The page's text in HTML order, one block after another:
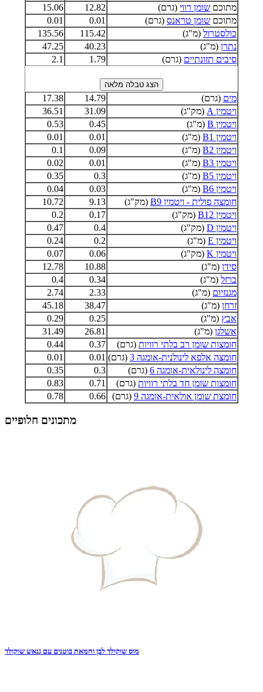
מתוכם שומן רווי (גרם) 12.82
15.06
מתוכם שומן טראנס (גרם) 0.01
0.01
כולסטרול (מ"ג) 115.42
135.56
נתרן (מ"ג) 40.23
47.25
סיבים תזונתיים (גרם) 1.79
2.1
מים (גרם) 14.79
17.38
ויטמין A
(מק"ג) 31.09
36.51
ויטמין B
(מ"ג) 0.45
0.53
ויטמין B1
(מ"ג) 0.01
0.01
ויטמין B2
(מ"ג) 0.09
0.1
ויטמין B3
(מ"ג) 0.01
0.02
ויטמין B5
(מ"ג) 0.3
0.35
ויטמין B6
(מ"ג) 0.03
0.04
חומצה פולית - ויטמין B9
(מק"ג) 9.13
10.72
ויטמין B12
(מק"ג) 0.17
0.2
ויטמין D
(מק"ג) 0.4
0.47
ויטמין E
(מ"ג) 0.2
0.24
ויטמין K
(מק"ג) 0.06
0.07
סידן (מ"ג) 10.88
12.78
ברזל (מ"ג) 0.34
0.4
מגנזיום (מ"ג) 2.33
2.74
זרחן (מ"ג) 38.47
45.18
אבץ (מ"ג) 0.25
0.29
אשלגן (מ"ג) 26.81
31.49
חומצות שומן רב בלתי רוויות (גרם) 0.37
0.44
חומצה אלפא לינולנית-אומגה 3
(גרם) 0.01
0.01
חומצה לינולאית-אומגה 6
(גרם) 0.3
0.35
חומצות שומן חד בלתי רוויות (גרם) 0.71
0.83
חומצת שומן אולאית-אומגה 9
(גרם) 0.66
0.78
מתכונים חלופיים
מוס שוקולד לבן וחמאת בוטנים עם גנאש שוקולד